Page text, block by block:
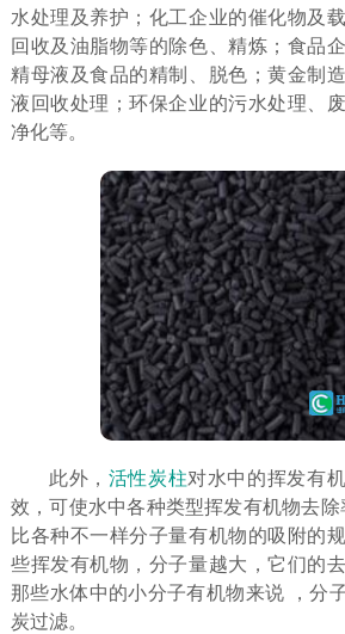
水处理及养护；化工企业的催化物及
回收及油脂物等的除色、精炼；食品
精母液及食品的精制、脱色；黄金制
液回收处理；环保企业的污水处理、
净化等。
此外， 活性炭柱对水中的挥发有
效，可使水中各种类型挥发有机物去
比各种不一样分子量有机物的吸附的
些挥发有机物，分子量越大，它们的
那些水体中的小分子有机物来说 ，分
炭过滤。